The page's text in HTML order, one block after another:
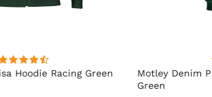
Hoodie Racing Green
Motley Denim
Green